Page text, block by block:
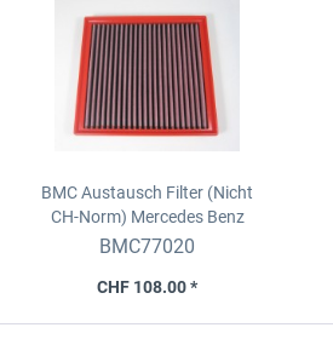
BMC Austausch Filter (Nicht
CH-Norm) Mercedes Benz
(C117) CLA 200CDI (136HP)
BMC77020
CHF 108.00 *